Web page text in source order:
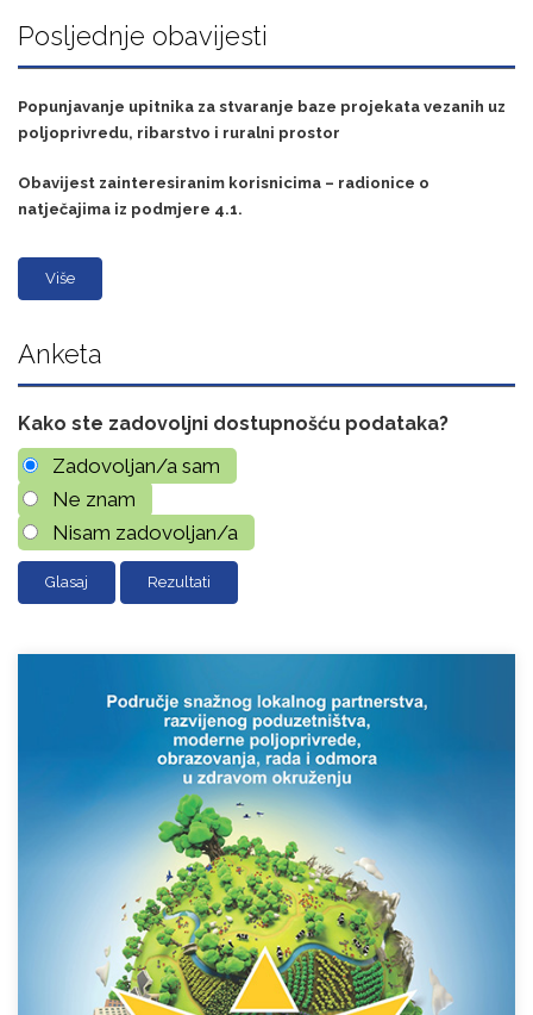
Posljednje obavijesti
Popunjavanje upitnika za stvaranje baze projekata vezanih uz
poljoprivredu, ribarstvo i ruralni prostor
Obavijest zainteresiranim korisnicima – radionice o
natječajima iz podmjere 4.1.
Više
Anketa
Kako ste zadovoljni dostupnošću podataka?
Zadovoljan/a sam
Ne znam
Nisam zadovoljan/a
Rezultati